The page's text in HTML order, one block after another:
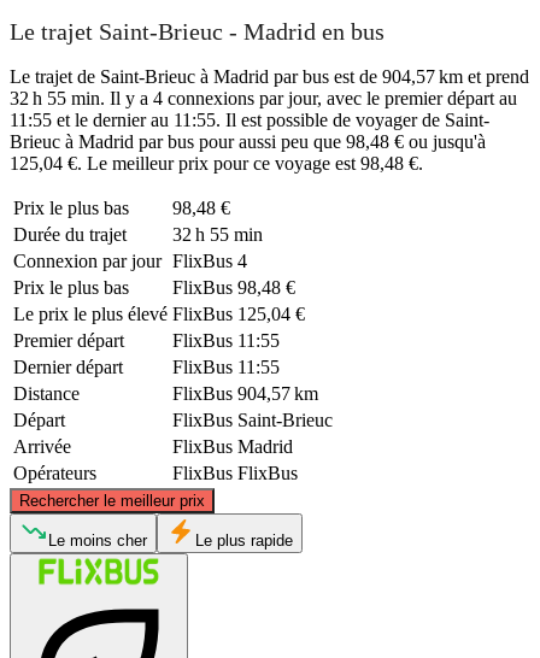
Le trajet Saint-Brieuc - Madrid en bus
Le trajet de Saint-Brieuc à Madrid par bus est de 904,57 km et prend
32 h 55 min. Il y a 4 connexions par jour, avec le premier départ au
11:55 et le dernier au 11:55. Il est possible de voyager de Saint-
Brieuc à Madrid par bus pour aussi peu que 98,48 € ou jusqu'à
125,04 €. Le meilleur prix pour ce voyage est 98,48 €.
Prix ​​le plus bas
98,48 €
Durée du trajet
32 h 55 min
Connexion par jour FlixBus 4
Prix ​​le plus bas
FlixBus 98,48 €
Le prix le plus élevé FlixBus 125,04 €
Premier départ
FlixBus 11:55
Dernier départ
FlixBus 11:55
Distance
FlixBus 904,57 km
Départ
FlixBus Saint-Brieuc
Arrivée
FlixBus Madrid
Opérateurs
FlixBus FlixBus
Rechercher le meilleur prix
Saint-Brieuc
©CARTO
Le moins cher Le plus rapide